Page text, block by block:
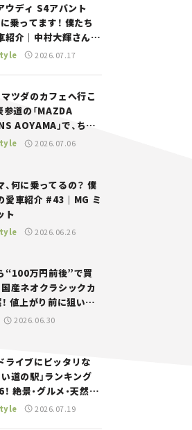
ウディ S4アバント
に乗ってます！ 僕たち
紹介｜中村大輝さん
オナと嶋田智之の
2026.07.17
マツダのカフェへ行こ
参道の「MAZDA
AOYAMA」で、ちょ
と息。——連載｜CCG
2026.07.06
、何に乗ってるの？ 僕
愛車紹介 #43｜MG ミ
ト
2026.06.26
“100万円前後”で買
国産ネオクラシックカ
値上がり前に狙いた
車探しをお手伝い――ち
2026.06.30
ライブにピッタリな
い道の駅」ランキング
絶景・グルメ・天然ク
など、避暑におすすめ
2026.07.19